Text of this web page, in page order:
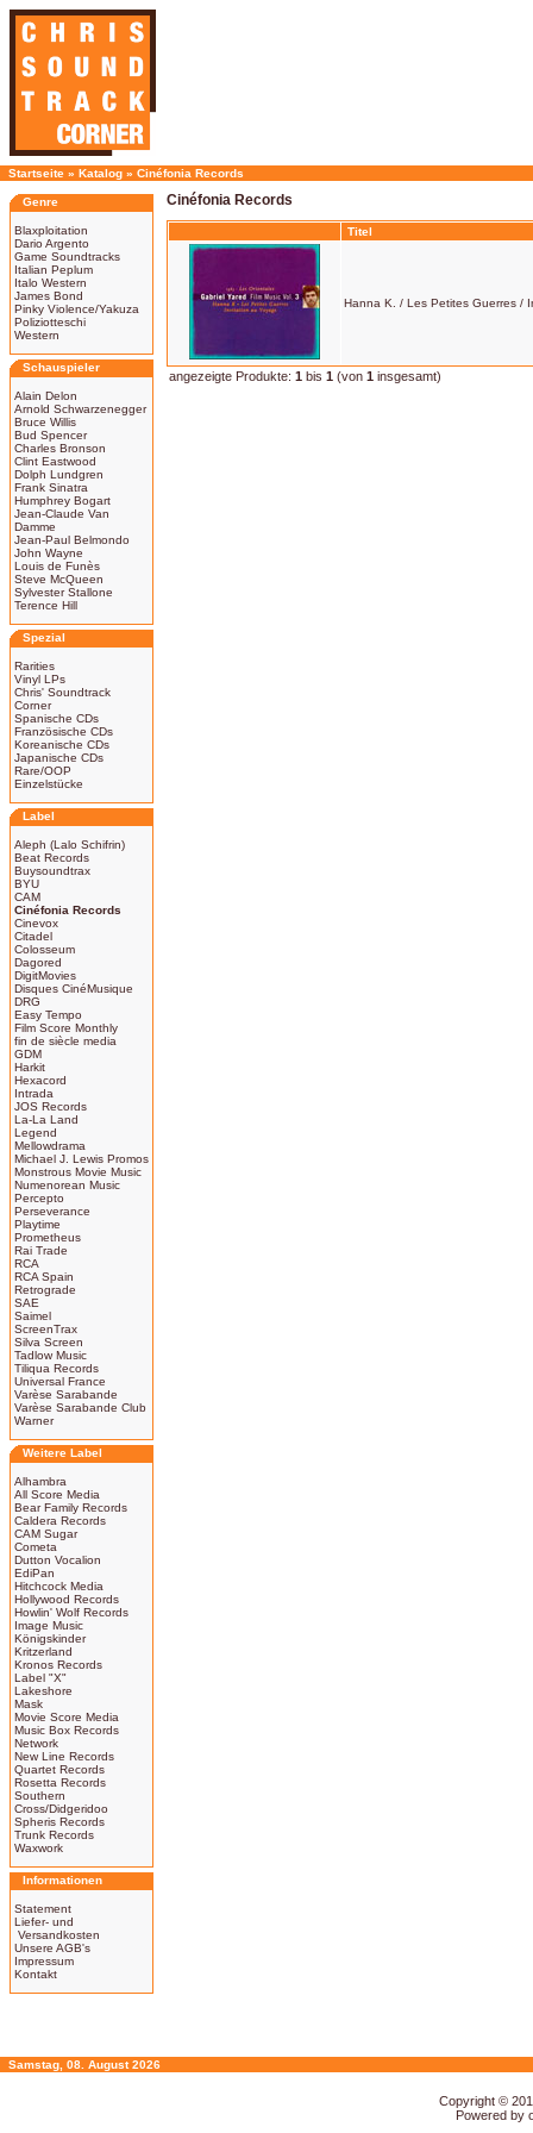
Startseite » Katalog » Cinéfonia Records
Genre
Blaxploitation
Dario Argento
Game Soundtracks
Italian Peplum
Italo Western
James Bond
Pinky Violence/Yakuza
Poliziotteschi
Western
Schauspieler
Alain Delon
Arnold Schwarzenegger
Bruce Willis
Bud Spencer
Charles Bronson
Clint Eastwood
Dolph Lundgren
Frank Sinatra
Humphrey Bogart
Jean-Claude Van
Damme
Jean-Paul Belmondo
John Wayne
Louis de Funès
Steve McQueen
Sylvester Stallone
Terence Hill
Spezial
Rarities
Vinyl LPs
Chris' Soundtrack
Corner
Spanische CDs
Französische CDs
Koreanische CDs
Japanische CDs
Rare/OOP
Einzelstücke
Label
Aleph (Lalo Schifrin)
Beat Records
Buysoundtrax
BYU
CAM
Cinéfonia Records
Cinevox
Citadel
Colosseum
Dagored
DigitMovies
Disques CinéMusique
DRG
Easy Tempo
Film Score Monthly
fin de siècle media
GDM
Harkit
Hexacord
Intrada
JOS Records
La-La Land
Legend
Mellowdrama
Michael J. Lewis Promos
Monstrous Movie Music
Numenorean Music
Percepto
Perseverance
Playtime
Prometheus
Rai Trade
RCA
RCA Spain
Retrograde
SAE
Saimel
ScreenTrax
Silva Screen
Tadlow Music
Tiliqua Records
Universal France
Varèse Sarabande
Varèse Sarabande Club
Warner
Weitere Label
Alhambra
All Score Media
Bear Family Records
Caldera Records
CAM Sugar
Cometa
Dutton Vocalion
EdiPan
Hitchcock Media
Hollywood Records
Howlin' Wolf Records
Image Music
Königskinder
Kritzerland
Kronos Records
Label "X"
Lakeshore
Mask
Movie Score Media
Music Box Records
Network
New Line Records
Quartet Records
Rosetta Records
Southern
Cross/Didgeridoo
Spheris Records
Trunk Records
Waxwork
Informationen
Statement
Liefer- und
Versandkosten
Unsere AGB's
Impressum
Kontakt
Cinéfonia Records
Titel
Hanna K. / Les Petites Guerres /
angezeigte Produkte: 1 bis 1 (von 1 insgesamt)
Samstag, 08. August 2026
Copyright ©
Powered by